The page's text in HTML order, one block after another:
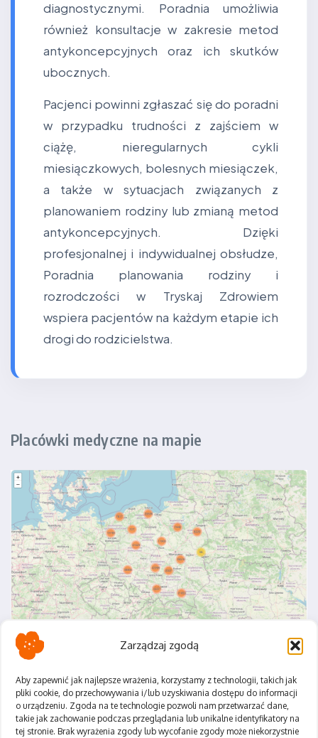
Zarządzaj zgodą
Aby zapewnić jak najlepsze wrażenia, korzystamy z technologii, takich jak
pliki cookie, do przechowywania i/lub uzyskiwania dostępu do informacji
o urządzeniu. Zgoda na te technologie pozwoli nam przetwarzać dane,
takie jak zachowanie podczas przeglądania lub unikalne identyfikatory na
tej stronie. Brak wyrażenia zgody lub wycofanie zgody może niekorzystnie
diagnostycznymi. Poradnia umożliwia
również konsultacje w zakresie metod
antykoncepcyjnych oraz ich skutków
ubocznych.
Pacjenci powinni zgłaszać się do poradni
w przypadku trudności z zajściem w
ciążę, nieregularnych cykli
miesiączkowych, bolesnych miesiączek,
a także w sytuacjach związanych z
planowaniem rodziny lub zmianą metod
antykoncepcyjnych. Dzięki
profesjonalnej i indywidualnej obsłudze,
Poradnia planowania rodziny i
rozrodczości w Tryskaj Zdrowiem
wspiera pacjentów na każdym etapie ich
drogi do rodzicielstwa.
Placówki medyczne na mapie
Polityka Prywatności
Regulamin